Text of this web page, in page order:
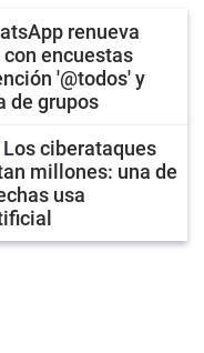
renueva
encuestas
'@todos' y
de grupos
Los ciberataques
millones: una de
usa